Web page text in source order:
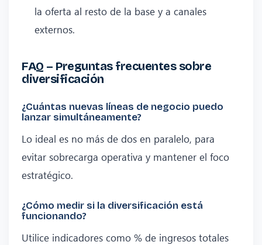
la oferta al resto de la base y a canales
externos.
FAQ – Preguntas frecuentes sobre
diversificación
¿Cuántas nuevas líneas de negocio puedo
lanzar simultáneamente?
Lo ideal es no más de dos en paralelo, para
evitar sobrecarga operativa y mantener el foco
estratégico.
¿Cómo medir si la diversificación está
funcionando?
Utilice indicadores como % de ingresos totales